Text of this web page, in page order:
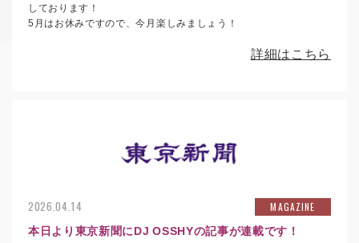
しております！
5月はお休みですので、今月楽しみましょう！
詳細はこちら
2026.04.14 MAGAZINE
本日より東京新聞にDJ OSSHYの記事が連載です！